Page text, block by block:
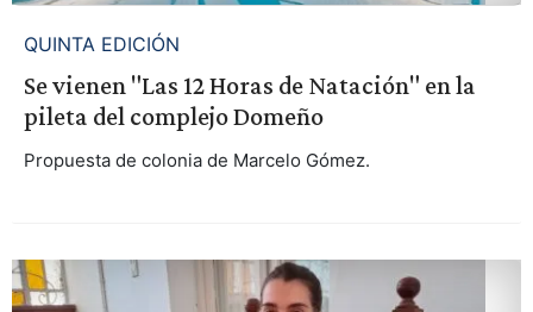
QUINTA EDICIÓN
Se vienen "Las 12 Horas de Natación" en la
pileta del complejo Domeño
Propuesta de colonia de Marcelo Gómez.